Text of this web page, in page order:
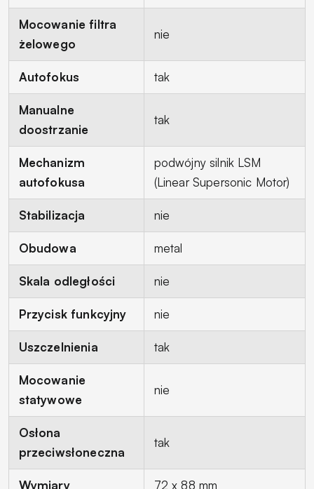
Mocowanie filtra
żelowego
nie
Autofokus tak
Manualne
doostrzanie
tak
Mechanizm
autofokusa
podwójny silnik LSM
(Linear Supersonic Motor)
Stabilizacja nie
Obudowa metal
Skala odległości nie
Przycisk funkcyjny nie
Uszczelnienia tak
Mocowanie
statywowe
nie
Osłona
przeciwsłoneczna
tak
Wymiary 72 x 88 mm